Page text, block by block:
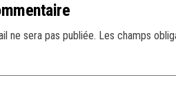
ne sera pas publiée. Les champs